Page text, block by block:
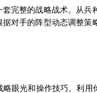
完整的战略战术。从兵
对手的阵型动态调整策
眼光和操作技巧。利用